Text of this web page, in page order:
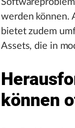
werden können.
bietet zudem
Assets, die in
können